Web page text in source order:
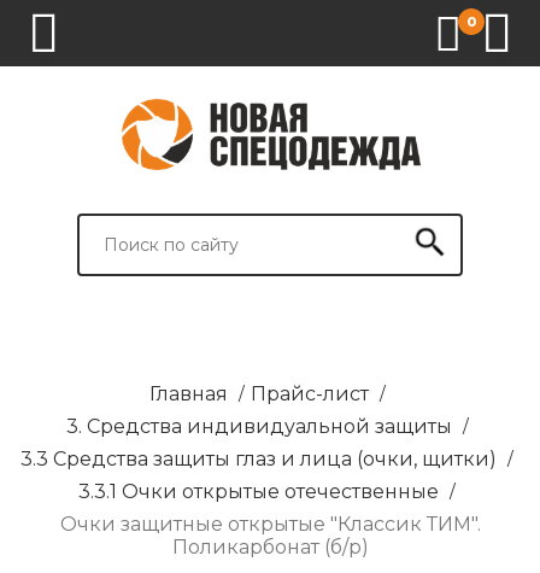
0
СПЕЦОДЕЖДА
СПЕЦОБУВЬ
СРЕДСТВА
ВСПОМОГАТЕЛЬНЫЕ
БРЕНДИРОВАНИЕ
Главная / Прайс-лист /
3. Средства индивидуальной защиты /
3.3 Средства защиты глаз и лица (очки, щитки) /
3.3.1 Очки открытые отечественные /
Очки защитные открытые "Классик ТИМ".
Поликарбонат (б/р)